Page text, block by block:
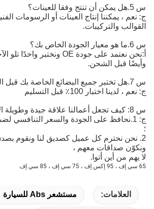
س 5.هل يمكن أن تنتج وفقا للعينات؟
ج: نعم ، يمكننا إنتاج العينات أو الرسومات
القوالب والتركيبات.
س 6.ما هو معيار الجودة الخاص بك؟
أ:
وأيضًا قبل الشحن.
س 7.هل تختبر جميع البضائع الخاصة بك قبل التسليم؟
ج: نعم ، لدينا اختبار 100٪ قبل التسليم
س 8: كيف تجعل أعمالنا علاقة جيدة وطويلة الأمد؟
ج: 1.نحافظ على الجودة والسعر التنافسي
؛
2. نحن نحترم كل عميل كصديق لنا ونقوم
ونكوّن صداقات معهم ،
لا يهم من أين أتوا.
65 سي إف ، 95 إكس إف ، 75 سي إف ، 85 سي إف
العلامات: مستشعر Abs للسيارة